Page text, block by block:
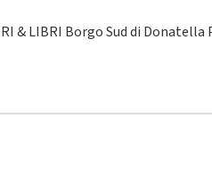
& LIBRI Borgo Sud di